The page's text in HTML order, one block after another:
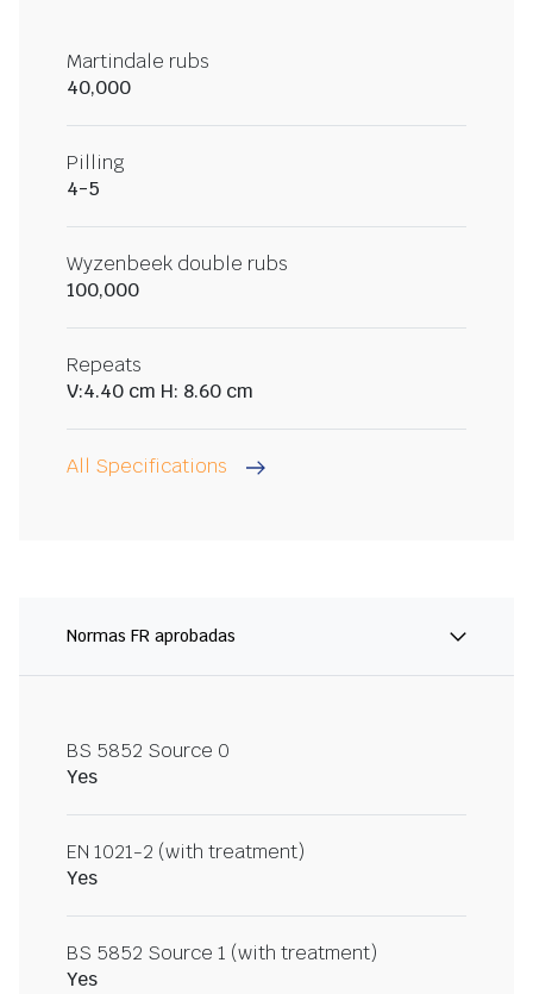
Martindale rubs
40,000
Pilling
4-5
Wyzenbeek double rubs
100,000
Repeats
V:4.40 cm H: 8.60 cm
All Specifications
Normas FR aprobadas
BS 5852 Source 0
Yes
EN 1021-2 (with treatment)
Yes
BS 5852 Source 1 (with treatment)
Yes